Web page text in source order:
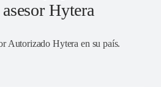
Hytera
Autorizado Hytera en su país.